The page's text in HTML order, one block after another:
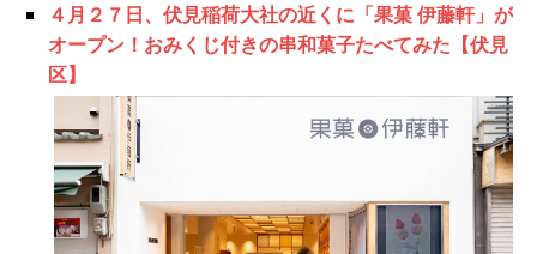
４月２７日、伏見稲荷大社の近くに「果菓 伊藤軒」が
オープン！おみくじ付きの串和菓子たべてみた【伏見
区】